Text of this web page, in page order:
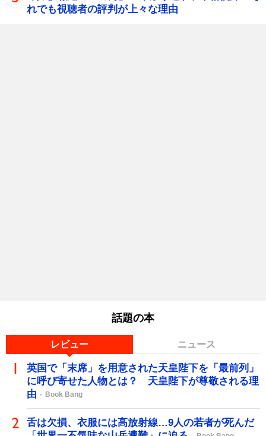
れでも視聴者の評判が上々な理由
話題の本
レビュー ニュース
英国で「末席」を用意された天皇陛下を「最前列」
に呼び寄せた人物とは？ 天皇陛下が尊敬される理
由
Book Bang
舌は欠損、衣服には高放射線…9人の若者が死んだ